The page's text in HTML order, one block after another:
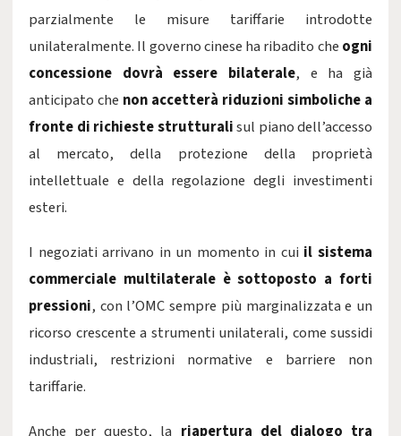
parzialmente le misure tariffarie introdotte
unilateralmente. Il governo cinese ha ribadito che ogni
concessione dovrà essere bilaterale, e ha già
anticipato che non accetterà riduzioni simboliche a
fronte di richieste strutturalisul piano dell’accesso
al mercato, della protezione della proprietà
intellettuale e della regolazione degli investimenti
esteri.
I negoziati arrivano in un momento in cui il sistema
commerciale multilaterale è sottoposto a forti
pressioni, con l’OMC sempre più marginalizzata e un
ricorso crescente a strumenti unilaterali, come sussidi
industriali, restrizioni normative e barriere non
tariffarie.
Anche per questo, la riapertura del dialogo tra